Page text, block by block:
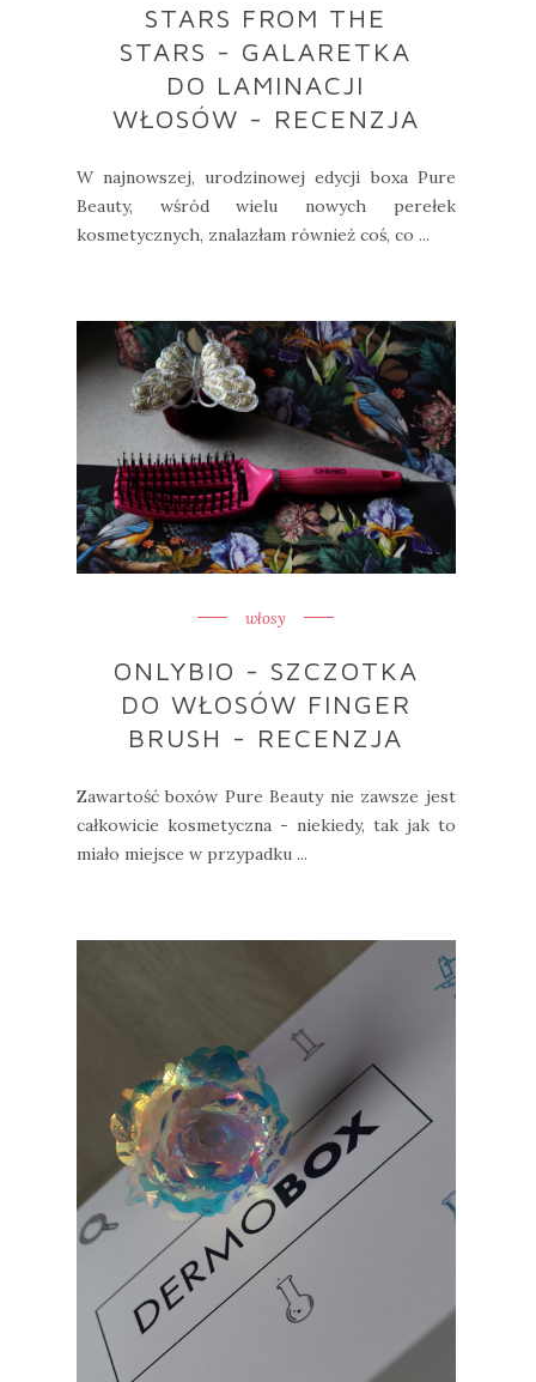
STARS FROM THE
STARS - GALARETKA
DO LAMINACJI
WŁOSÓW - RECENZJA
W najnowszej, urodzinowej edycji boxa Pure
Beauty, wśród wielu nowych perełek
kosmetycznych, znalazłam również coś, co ...
włosy
ONLYBIO - SZCZOTKA
DO WŁOSÓW FINGER
BRUSH - RECENZJA
Zawartość boxów Pure Beauty nie zawsze jest
całkowicie kosmetyczna - niekiedy, tak jak to
miało miejsce w przypadku ...